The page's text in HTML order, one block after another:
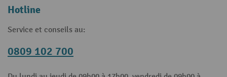
Hotline
Service et conseils au:
0809 102 700